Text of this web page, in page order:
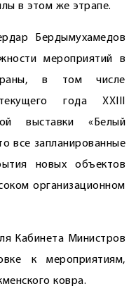
в этом же этрапе.
Бердымухамедов
мероприятий в
в том числе
года XXIII
выставки «Белый
все запланированные
новых объектов
организационном
Кабинета Министров
к мероприятиям,
ковра.